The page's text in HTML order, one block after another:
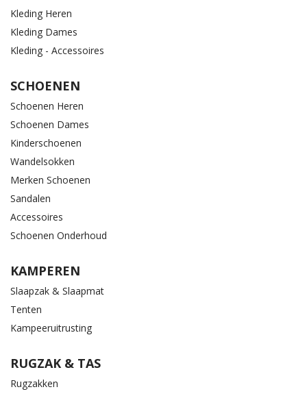
Kleding Heren
Kleding Dames
Kleding - Accessoires
SCHOENEN
Schoenen Heren
Schoenen Dames
Kinderschoenen
Wandelsokken
Merken Schoenen
Sandalen
Accessoires
Schoenen Onderhoud
KAMPEREN
Slaapzak & Slaapmat
Tenten
Kampeeruitrusting
RUGZAK & TAS
Rugzakken